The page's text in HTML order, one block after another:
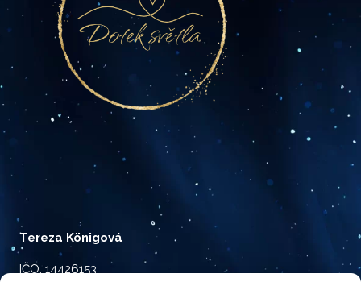
Tereza Königová
IČO: 14426153